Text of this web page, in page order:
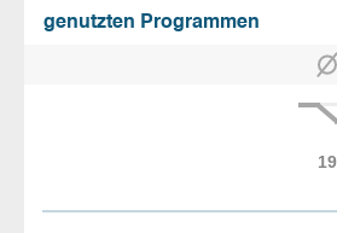
genutzten Programmen